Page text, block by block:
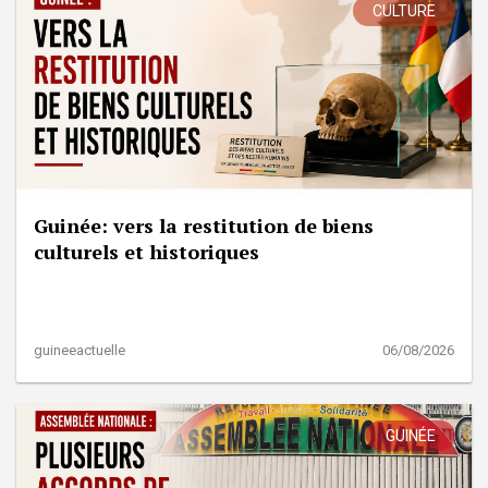
CULTURE
Guinée: vers la restitution de biens
culturels et historiques
guineeactuelle 06/08/2026
GUINÉE